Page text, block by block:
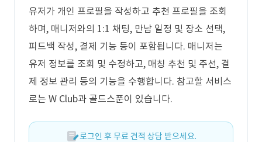
유저가 개인 프로필을 작성하고 추천 프로필을 조회
하며, 매니저와의 1:1 채팅, 만남 일정 및 장소 선택,
피드백 작성, 결제 기능 등이 포함됩니다. 매니저는
유저 정보를 조회 및 수정하고, 매칭 추천 및 주선, 결
제 정보 관리 등의 기능을 수행합니다. 참고할 서비스
로는 W Club과 골드스푼이 있습니다.
로그인 후 무료 견적 상담 받으세요.